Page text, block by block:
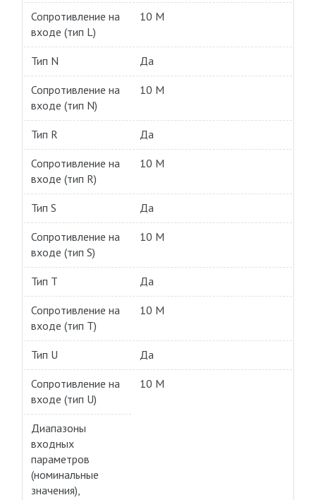
Сопротивление на
входе (тип L)
10 M
Тип N Да
Сопротивление на
входе (тип N)
10 M
Тип R Да
Сопротивление на
входе (тип R)
10 M
Тип S Да
Сопротивление на
входе (тип S)
10 M
Тип T Да
Сопротивление на
входе (тип T)
10 M
Тип U Да
Сопротивление на
входе (тип U)
10 M
Диапазоны
входных
параметров
(номинальные
значения),